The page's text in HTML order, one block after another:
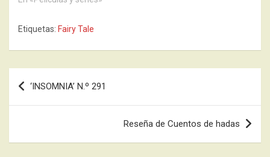
Etiquetas: Fairy Tale
Navegación
de
‘INSOMNIA’ N.º 291
Reseña de Cuentos de hadas